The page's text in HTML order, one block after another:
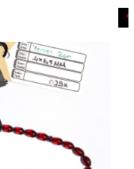
%44İndirim